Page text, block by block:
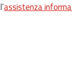
assistenza